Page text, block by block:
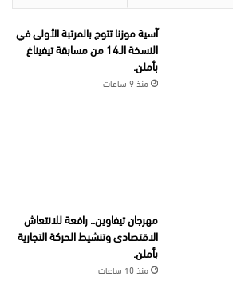
آسية موزنا تتوج بالمرتبة الأولى في
النسخة الـ14 من مسابقة تيفيناغ
بأملن.
منذ 9 ساعات
مهرجان تيفاوين.. رافعة للانتعاش
الاقتصادي وتنشيط الحركة التجارية
بأملن.
منذ 10 ساعات